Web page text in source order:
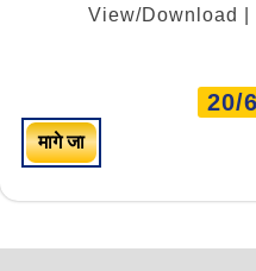
View/Download |
20/
मागे जा